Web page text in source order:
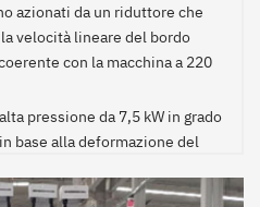
azionati da un riduttore che
velocità lineare del bordo
con la macchina a 220
pressione da 7,5 kW in grado
base alla deformazione del